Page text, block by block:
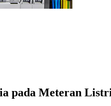
pada Meteran